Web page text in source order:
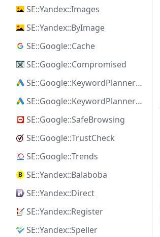
SE::Yandex::Images
SE::Yandex::ByImage
SE::Google::Cache
SE::Google::Compromised
SE::Google::KeywordPlanner::Ideas
SE::Google::KeywordPlanner::SearchVolume
SE::Google::SafeBrowsing
SE::Google::TrustCheck
SE::Google::Trends
SE::Yandex::Balaboba
SE::Yandex::Direct
SE::Yandex::Register
SE::Yandex::Speller